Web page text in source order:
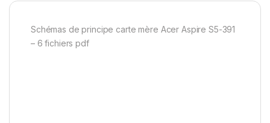
Schémas de principe carte mère Acer Aspire S5-391
– 6 fichiers pdf